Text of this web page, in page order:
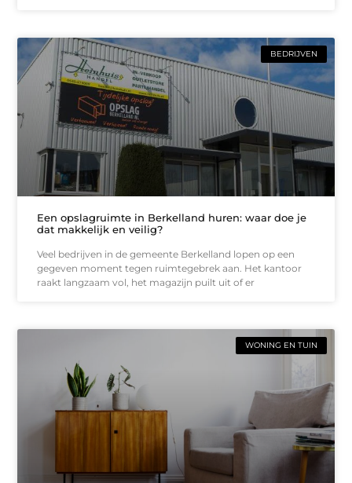
BEDRIJVEN
Een opslagruimte in Berkelland huren: waar doe je
dat makkelijk en veilig?
Veel bedrijven in de gemeente Berkelland lopen op een
gegeven moment tegen ruimtegebrek aan. Het kantoor
raakt langzaam vol, het magazijn puilt uit of er
WONING EN TUIN